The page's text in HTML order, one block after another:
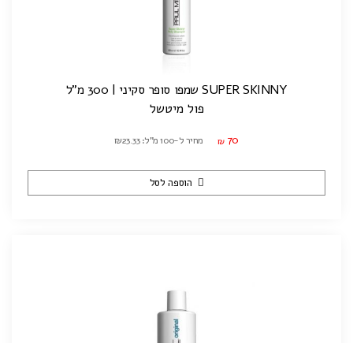
SUPER SKINNY שמפו סופר סקיני | 300 מ"ל
פול מיטשל
₪ 70 מחיר ל-100 מ"ל: ₪23.33
הוספה לסל